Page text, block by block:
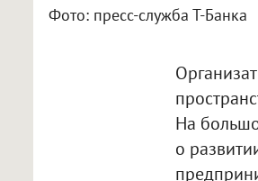
Фото: пресс-служба Т-Банка
На
о